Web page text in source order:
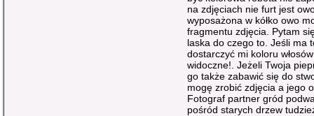
na zdjęciach nie furt jest
wyposażona w kółko owo
fragmentu zdjęcia. Pytam
laska do czego to. Jeśli ma
dostarczyć mi koloru
widoczne!. Jeżeli Twoja
go także zabawić się do
mogę zrobić zdjęcia a jego
Fotograf partner gród
pośród starych drzew